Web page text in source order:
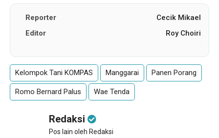
Reporter
Cecik Mikael
Editor
Roy Choiri
Kelompok Tani KOMPAS Manggarai Panen Porang
Romo Bernard Palus Wae Tenda
Redaksi
Pos lain oleh Redaksi